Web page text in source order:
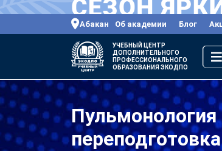
Абакан Об академии Блог
УЧЕБНЫЙ ЦЕНТР
ДОПОЛНИТЕЛЬНОГО
ПРОФЕССИОНАЛЬНОГО
ОБРАЗОВАНИЯ ЭКОДПО